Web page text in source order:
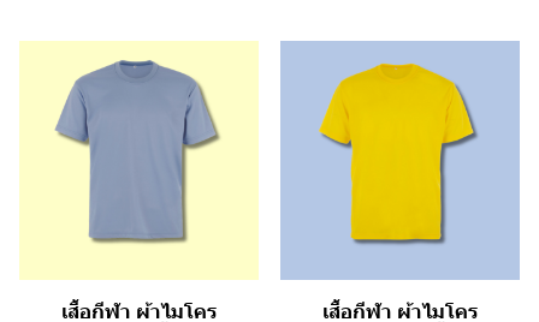
เสื้อกีฬา ผ้าไมโคร
เสื้อกีฬา ผ้าไมโคร